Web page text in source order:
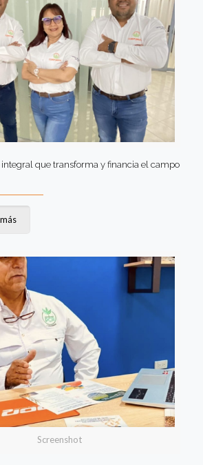
que transforma y financia el campo
Screenshot